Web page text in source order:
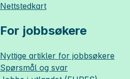
Nettstedkart
For jobbsøkere
Nyttige artikler for jobbsøkere
Spørsmål og svar